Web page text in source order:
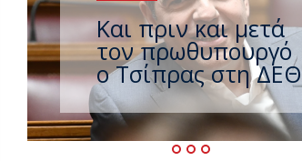
Έρχεται νέο
ισχυρό κύμα
ζέστης με 40
βαθμούς Κελσίου –
Ο καιρός έως τον
Δεκαπενταύγουστο